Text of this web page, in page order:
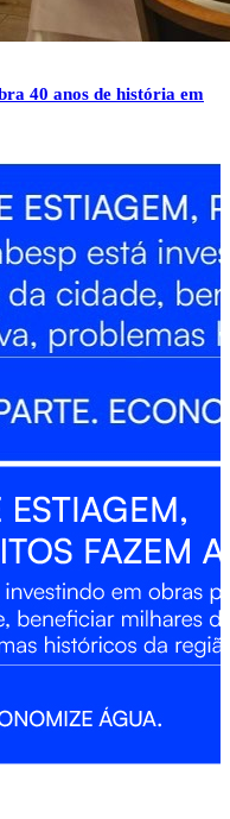
40 anos de história em